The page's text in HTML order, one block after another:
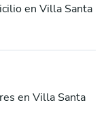
en Villa Santa
en Villa Santa